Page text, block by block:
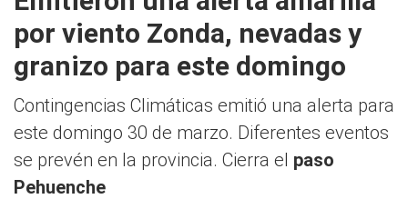
por viento Zonda, nevadas y
granizo para este domingo
Contingencias Climáticas emitió una alerta para
este domingo 30 de marzo. Diferentes eventos
se prevén en la provincia. Cierra el paso
Pehuenche